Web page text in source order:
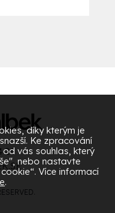
26
díky kterým je
Ke zpracování
vás souhlas, který
nebo nastavte
Více informací
.